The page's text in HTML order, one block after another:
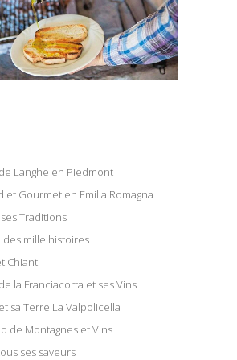
Langhe en Piedmont
et Gourmet en Emilia Romagna
Traditions
des mille histoires
Chianti
la Franciacorta et ses Vins
sa Terre La Valpolicella
de Montagnes et Vins
ses saveurs